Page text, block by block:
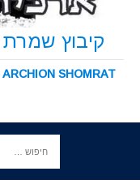
קיבוץ שמרת KIBBUTZ SHOMRAT